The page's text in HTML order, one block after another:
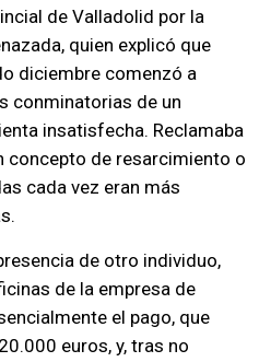
de Valladolid por la
quien explicó que
diciembre comenzó a
conminatorias de un
insatisfecha. Reclamaba
concepto de resarcimiento o
cada vez eran más
de otro individuo,
de la empresa de
el pago, que
euros, y, tras no